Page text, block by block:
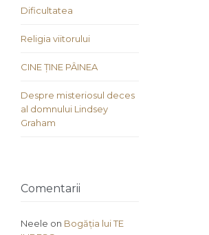
Dificultatea
Religia viitorului
CINE ȚINE PÂINEA
Despre misteriosul deces
al domnului Lindsey
Graham
Comentarii
Neele on Bogăția lui TE